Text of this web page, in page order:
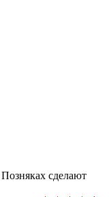
сделают